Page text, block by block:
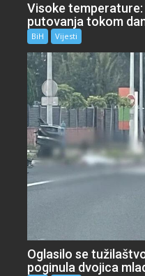
Visoke
putovanja tokom
BiH Vijesti
Oglasilo se
poginula dvojica